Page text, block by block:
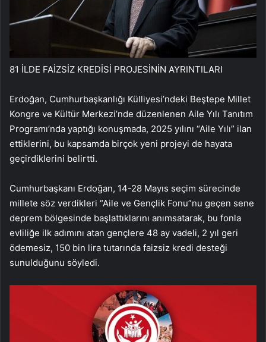
81 İLDE FAİZSİZ KREDİSİ PROJESİNİN AYRINTILARI
Erdoğan, Cumhurbaşkanlığı Külliyesi’ndeki Beştepe Millet
Kongre ve Kültür Merkezi’nde düzenlenen Aile Yılı Tanıtım
Programı’nda yaptığı konuşmada, 2025 yılını “Aile Yılı” ilan
ettiklerini, bu kapsamda birçok yeni projeyi de hayata
geçirdiklerini belirtti.
Cumhurbaşkanı Erdoğan, 14-28 Mayıs seçim sürecinde
millete söz verdikleri “Aile ve Gençlik Fonu”nu geçen sene
deprem bölgesinde başlattıklarını anımsatarak, bu fonla
evliliğe ilk adımını atan gençlere 48 ay vadeli, 2 yıl geri
ödemesiz, 150 bin lira tutarında faizsiz kredi desteği
sunulduğunu söyledi.